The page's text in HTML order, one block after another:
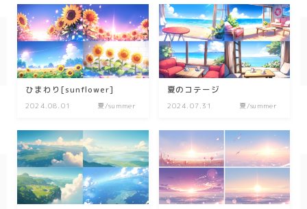
七夕
ハロウィン
クリスマス
夏/summer
春/spring
秋/autumn
ひまわり[sunflower]
2024.08.01 夏/summer
夏のコテージ
2024.07.31 夏/summer